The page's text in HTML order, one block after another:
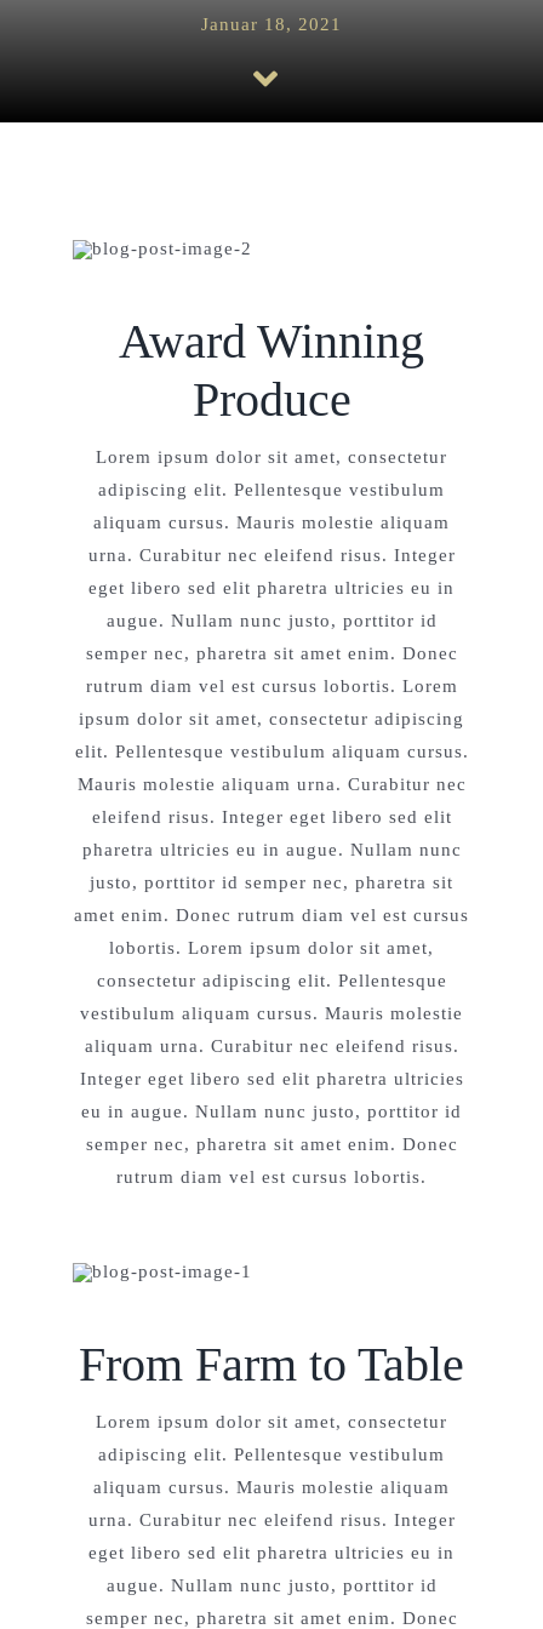
Januar 18, 2021
Award Winning
Produce
Lorem ipsum dolor sit amet, consectetur
adipiscing elit. Pellentesque vestibulum
aliquam cursus. Mauris molestie aliquam
urna. Curabitur nec eleifend risus. Integer
eget libero sed elit pharetra ultricies eu in
augue. Nullam nunc justo, porttitor id
semper nec, pharetra sit amet enim. Donec
rutrum diam vel est cursus lobortis. Lorem
ipsum dolor sit amet, consectetur adipiscing
elit. Pellentesque vestibulum aliquam cursus.
Mauris molestie aliquam urna. Curabitur nec
eleifend risus. Integer eget libero sed elit
pharetra ultricies eu in augue. Nullam nunc
justo, porttitor id semper nec, pharetra sit
amet enim. Donec rutrum diam vel est cursus
lobortis. Lorem ipsum dolor sit amet,
consectetur adipiscing elit. Pellentesque
vestibulum aliquam cursus. Mauris molestie
aliquam urna. Curabitur nec eleifend risus.
Integer eget libero sed elit pharetra ultricies
eu in augue. Nullam nunc justo, porttitor id
semper nec, pharetra sit amet enim. Donec
rutrum diam vel est cursus lobortis.
From Farm to Table
Lorem ipsum dolor sit amet, consectetur
adipiscing elit. Pellentesque vestibulum
aliquam cursus. Mauris molestie aliquam
urna. Curabitur nec eleifend risus. Integer
eget libero sed elit pharetra ultricies eu in
augue. Nullam nunc justo, porttitor id
semper nec, pharetra sit amet enim. Donec